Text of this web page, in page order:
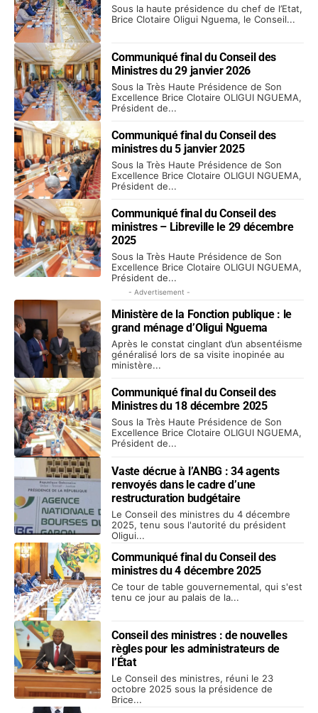
Sous la haute présidence du chef de l’Etat,
Brice Clotaire Oligui Nguema, le Conseil...
Communiqué final du Conseil des
Ministres du 29 janvier 2026
Sous la Très Haute Présidence de Son
Excellence Brice Clotaire OLIGUI NGUEMA,
Président de...
Communiqué final du Conseil des
ministres du 5 janvier 2025
Sous la Très Haute Présidence de Son
Excellence Brice Clotaire OLIGUI NGUEMA,
Président de...
Communiqué final du Conseil des
ministres – Libreville le 29 décembre
2025
Sous la Très Haute Présidence de Son
Excellence Brice Clotaire OLIGUI NGUEMA,
Président de...
- Advertisement -
Ministère de la Fonction publique : le
grand ménage d’Oligui Nguema
Après le constat cinglant d’un absentéisme
généralisé lors de sa visite inopinée au
ministère...
Communiqué final du Conseil des
Ministres du 18 décembre 2025
Sous la Très Haute Présidence de Son
Excellence Brice Clotaire OLIGUI NGUEMA,
Président de...
Vaste décrue à l’ANBG : 34 agents
renvoyés dans le cadre d’une
restructuration budgétaire
Le Conseil des ministres du 4 décembre
2025, tenu sous l'autorité du président
Oligui...
Communiqué final du Conseil des
ministres du 4 décembre 2025
Ce tour de table gouvernemental, qui s'est
tenu ce jour au palais de la...
Conseil des ministres : de nouvelles
règles pour les administrateurs de
l’État
Le Conseil des ministres, réuni le 23
octobre 2025 sous la présidence de
Brice...